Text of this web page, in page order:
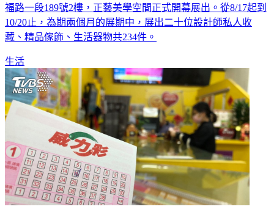
福路一段189號2樓，正藝美學空間正式開幕展出。從8/17起到
10/20止，為期兩個月的展期中，展出二十位設計師私人收
藏、精品傢飾、生活器物共234件。
生活